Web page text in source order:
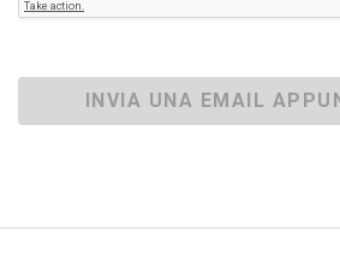
INVIA UNA EMAIL